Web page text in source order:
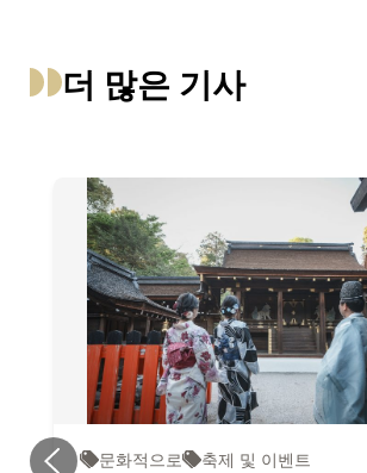
더 많은 기사
문화적으로 축제 및 이벤트